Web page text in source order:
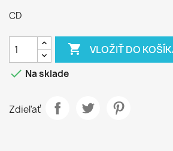
CD
 VLOŽIŤ DO
 Na sklade
Zdieľať